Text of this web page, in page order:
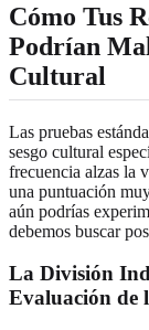
Cómo Tus
Podrían
Cultural
Las pruebas
sesgo cultural
frecuencia alzas la
una puntuación
aún podrías
debemos buscar
La División
Evaluación de